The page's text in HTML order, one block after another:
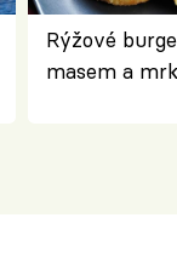
Rýžové
masem a